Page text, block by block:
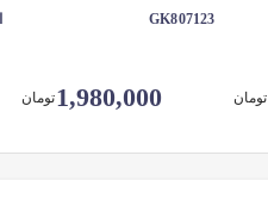
تومان
GK807123
1,980,000تومان